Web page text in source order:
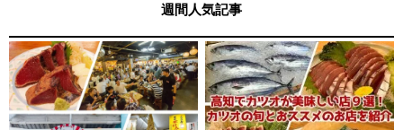
週間人気記事